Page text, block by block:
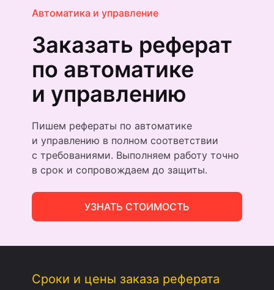
Автоматика и управление
Заказать реферат
по автоматике
и управлению
Пишем рефераты по автоматике
и управлению в полном соответствии
с требованиями. Выполняем работу точно
в срок и сопровождаем до защиты.
УЗНАТЬ СТОИМОСТЬ
Сроки и цены заказа реферата